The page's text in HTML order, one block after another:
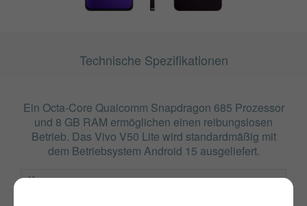
Technische Spezifikationen
Ein Octa-Core Qualcomm Snapdragon 685 Prozessor
und 8 GB RAM ermöglichen einen reibungslosen
Betrieb. Das Vivo V50 Lite wird standardmäßig mit
dem Betriebsystem Android 15 ausgeliefert.
Kamera